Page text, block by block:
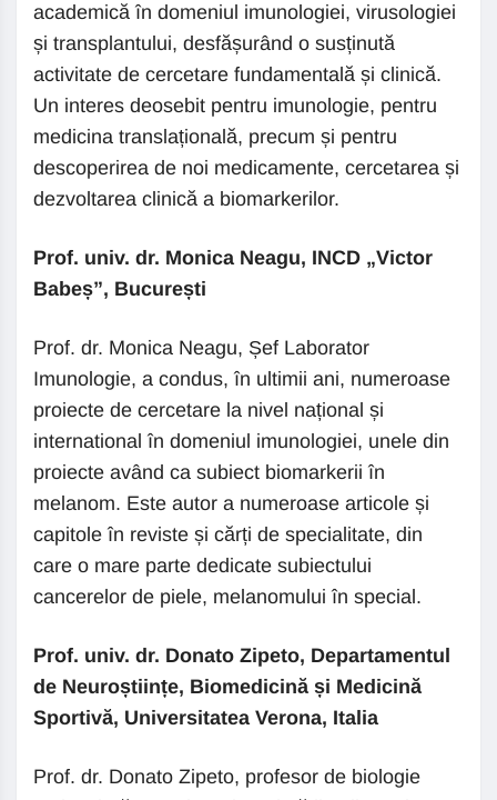
academică în domeniul imunologiei, virusologiei
și transplantului, desfășurând o susținută
activitate de cercetare fundamentală și clinică.
Un interes deosebit pentru imunologie, pentru
medicina translațională, precum și pentru
descoperirea de noi medicamente, cercetarea și
dezvoltarea clinică a biomarkerilor.
Prof. univ. dr. Monica Neagu, INCD „Victor
Babeș”, București
Prof. dr. Monica Neagu, Șef Laborator
Imunologie, a condus, în ultimii ani, numeroase
proiecte de cercetare la nivel național și
international în domeniul imunologiei, unele din
proiecte având ca subiect biomarkerii în
melanom. Este autor a numeroase articole și
capitole în reviste și cărți de specialitate, din
care o mare parte dedicate subiectului
cancerelor de piele, melanomului în special.
Prof. univ. dr. Donato Zipeto, Departamentul
de Neuroștiințe, Biomedicină și Medicină
Sportivă, Universitatea Verona, Italia
Prof. dr. Donato Zipeto, profesor de biologie